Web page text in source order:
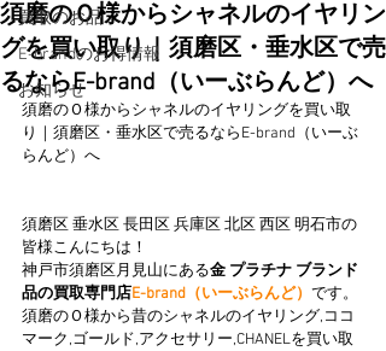
買取のお品
E-brandのお得情報
お知らせ
須磨のＯ様からシャネルのイヤリン
グを買い取り｜須磨区・垂水区で売
るならE-brand（いーぶらんど）へ
須磨のＯ様からシャネルのイヤリングを買い取
り｜須磨区・垂水区で売るならE-brand（いーぶ
らんど）へ
須磨区 垂水区 長田区 兵庫区 北区 西区 明石市の
皆様こんにちは！
神戸市須磨区月見山にある金 プラチナ ブランド
品の買取専門店E-brand（いーぶらんど） です。
須磨のＯ様から昔のシャネルのイヤリング,ココ
マーク,ゴールド,アクセサリー,CHANELを買い取